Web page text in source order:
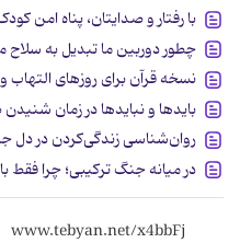
با رفتار و صدایتان، پناه امن
چطور دوربین ما تبدیل به
نسخه قرآن برای روزهای
بایدها و نبایدها در زمان
روان‌شناسی زندگی‌کردن در دل
در میانه جنگ ترکیبی؛ چرا فقط